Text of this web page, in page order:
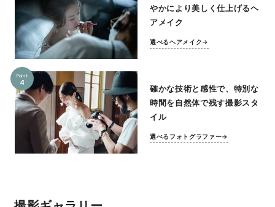
やかにより美しく仕上げるヘ
アメイク
選べるヘアメイク→
Point
4
確かな技術と感性で、特別な
時間を自然体で残す撮影スタ
イル
選べるフォトグラファー→